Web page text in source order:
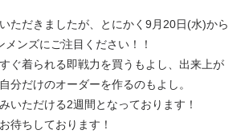
ただきましたが、とにかく9月20日(水)から
ンズにご注目ください！！
ぐ着られる即戦力を買うもよし、出来上が
分だけのオーダーを作るのもよし。
いただける2週間となっております！
待ちしております！